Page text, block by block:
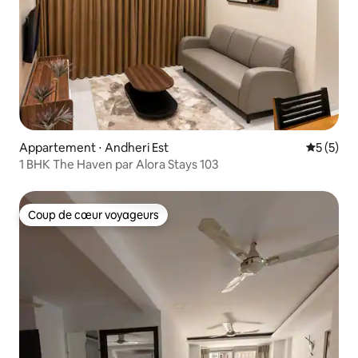
Appartement ⋅ Andheri Est
5 (5)
1 BHK The Haven par Alora Stays 103
Coup de cœur voyageurs
Coup de cœur voyageurs